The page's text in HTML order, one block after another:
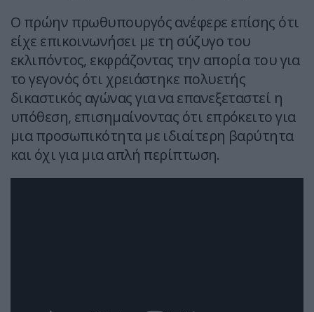
Ο πρώην πρωθυπουργός ανέφερε επίσης ότι
είχε επικοινωνήσει με τη σύζυγο του
εκλιπόντος, εκφράζοντας την απορία του για
το γεγονός ότι χρειάστηκε πολυετής
δικαστικός αγώνας για να επανεξεταστεί η
υπόθεση, επισημαίνοντας ότι επρόκειτο για
μια προσωπικότητα με ιδιαίτερη βαρύτητα
και όχι για μια απλή περίπτωση.